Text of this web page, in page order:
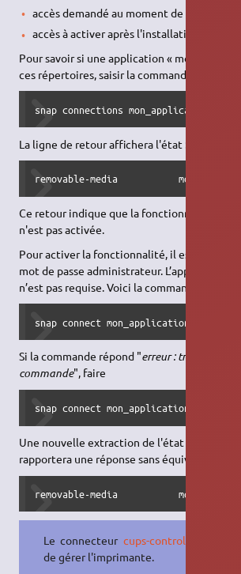
accès demandé au moment de
accès à activer après l'installation.
Pour savoir si une application «
ces répertoires, saisir la commande suivante :
snap connections mon_application |
La ligne de retour affichera l'état :
removable-media
Ce retour indique que la fonctionnalité est
n'est pas activée.
Pour activer la fonctionnalité, il est
mot de passe administrateur. L’appartenance
n’est pas requise. Voici la commande à saisir :
snap connect
Si la commande répond "erreur : trop
commande", faire
snap connect
Une nouvelle extraction de l'état (cf.
rapportera une réponse sans équivoque :
removable-media
Le connecteurcups-control
de gérer l'imprimante.